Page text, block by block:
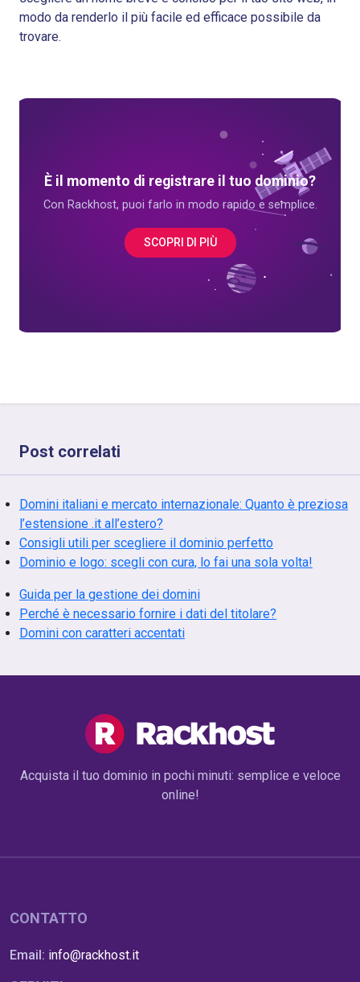
modo da renderlo il più facile ed efficace possibile da
trovare.
È il momento di registrare il tuo dominio?
Con Rackhost, puoi farlo in modo rapido e semplice.
SCOPRI DI PIÙ
Post correlati
Domini italiani e mercato internazionale: Quanto è preziosa
l’estensione .it all’estero?
Consigli utili per scegliere il dominio perfetto
Dominio e logo: scegli con cura, lo fai una sola volta!
Guida per la gestione dei domini
Perché è necessario fornire i dati del titolare?
Domini con caratteri accentati
Acquista il tuo dominio in pochi minuti: semplice e veloce
online!
CONTATTO
Email: info@rackhost.it